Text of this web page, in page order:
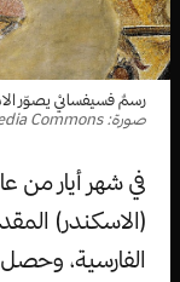
رسمٌ فسيفسائي يصوّر
صورة: Wikimedia Commons
(الاسكندر)
الفارسية،